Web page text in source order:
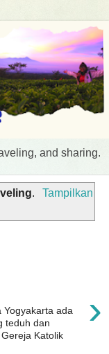
and sharing.
.
Tampilkan
›
Yogyakarta ada
teduh dan
Katolik